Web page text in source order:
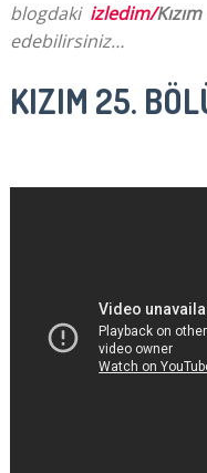
blogdaki izledim/Kızım
edebilirsiniz…
KIZIM 25.